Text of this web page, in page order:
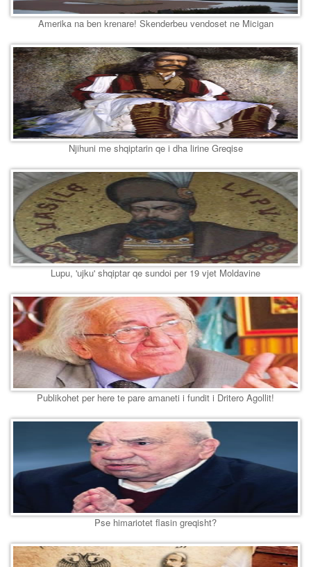
Amerika na ben krenare! Skenderbeu vendoset ne Micigan
Njihuni me shqiptarin qe i dha lirine Greqise
Lupu, 'ujku' shqiptar qe sundoi per 19 vjet Moldavine
Publikohet per here te pare amaneti i fundit i Dritero Agollit!
Pse himariotet flasin greqisht?